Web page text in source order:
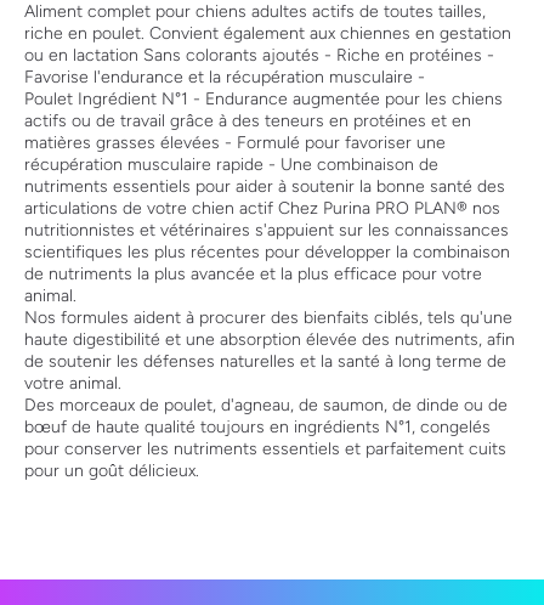
Aliment complet pour chiens adultes actifs de toutes tailles,
riche en poulet. Convient également aux chiennes en gestation
ou en lactation Sans colorants ajoutés - Riche en protéines -
Favorise l'endurance et la récupération musculaire -
Poulet Ingrédient N°1 - Endurance augmentée pour les chiens
actifs ou de travail grâce à des teneurs en protéines et en
matières grasses élevées - Formulé pour favoriser une
récupération musculaire rapide - Une combinaison de
nutriments essentiels pour aider à soutenir la bonne santé des
articulations de votre chien actif Chez Purina PRO PLAN® nos
nutritionnistes et vétérinaires s'appuient sur les connaissances
scientifiques les plus récentes pour développer la combinaison
de nutriments la plus avancée et la plus efficace pour votre
animal.
Nos formules aident à procurer des bienfaits ciblés, tels qu'une
haute digestibilité et une absorption élevée des nutriments, afin
de soutenir les défenses naturelles et la santé à long terme de
votre animal.
Des morceaux de poulet, d'agneau, de saumon, de dinde ou de
bœuf de haute qualité toujours en ingrédients N°1, congelés
pour conserver les nutriments essentiels et parfaitement cuits
pour un goût délicieux.